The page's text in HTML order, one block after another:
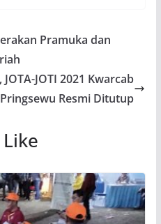
Pramuka dan
JOTI 2021 Kwarcab
Pringsewu Resmi Ditutup